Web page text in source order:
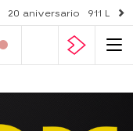
20 aniversario 911